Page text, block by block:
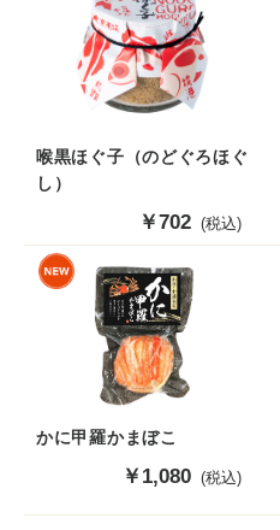
喉黒ほぐ子（のどぐろほぐ
し）
販
売
価
格
￥702 (税込)
かに甲羅かまぼこ
販
￥1,080 (税込)